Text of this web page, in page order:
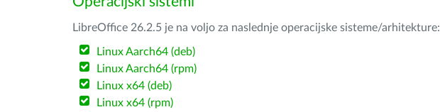
LibreOffice 26.2.5 je na voljo za naslednje operacijske sisteme/arhitekture:
Linux Aarch64 (deb)
Linux Aarch64 (rpm)
Linux x64 (deb)
Linux x64 (rpm)